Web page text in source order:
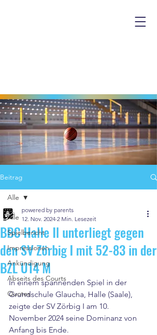
Beitrag
Alle
Spielbericht
Impressionen
Ankündigung
Abseits des Courts
Quotes
Alle
BBC Halle Il unterliegt gegen
den SV Zörbig I mit 52-83 in der
BZL U14 M
powered by parents
12. Nov. 2024 2 Min. Lesezeit
In einem spannenden Spiel in der
Grundschule Glaucha, Halle (Saale),
zeigte der SV Zörbig I am 10.
November 2024 seine Dominanz von
Anfang bis Ende.